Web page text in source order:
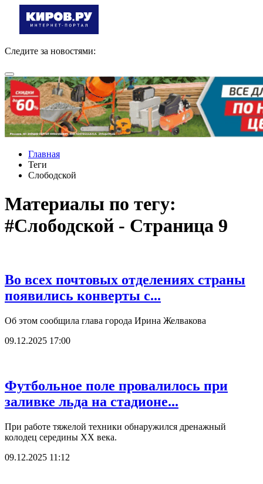
Следите за новостями:
Главная
Теги
Слободской
Материалы по тегу:
#Слободской - Страница 9
Во всех почтовых отделениях страны
появились конверты с...
Об этом сообщила глава города Ирина Желвакова
09.12.2025 17:00
Футбольное поле провалилось при
заливке льда на стадионе...
При работе тяжелой техники обнаружился дренажный
колодец середины XX века.
09.12.2025 11:12